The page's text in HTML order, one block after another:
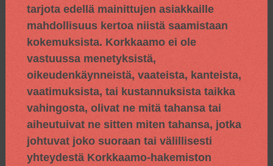
tarjota edellä mainittujen asiakkaille
mahdollisuus kertoa niistä saamistaan
kokemuksista. Korkkaamo ei ole
vastuussa menetyksistä,
oikeudenkäynneistä, vaateista, kanteista,
vaatimuksista, tai kustannuksista taikka
vahingosta, olivat ne mitä tahansa tai
aiheutuivat ne sitten miten tahansa, jotka
johtuvat joko suoraan tai välillisesti
yhteydestä Korkkaamo-hakemiston